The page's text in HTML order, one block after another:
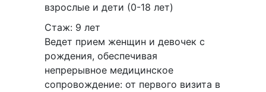
взрослые и дети (0-18 лет)
Стаж: 9 лет
Ведет прием женщин и девочек с
рождения, обеспечивая
непрерывное медицинское
сопровождение: от первого визита в